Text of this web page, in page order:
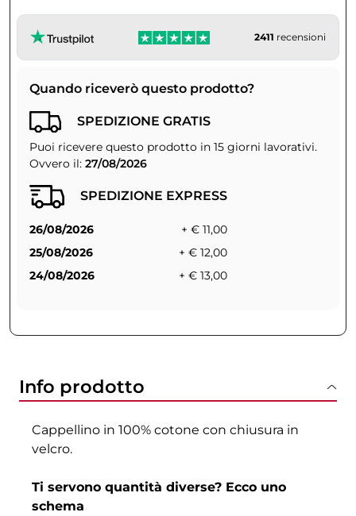
2411 recensioni
Quando riceverò questo prodotto?
SPEDIZIONE GRATIS
Puoi ricevere questo prodotto in 15 giorni lavorativi.
Ovvero il: 27/08/2026
SPEDIZIONE EXPRESS
26/08/2026
+ € 11,00
25/08/2026
+ € 12,00
24/08/2026
+ € 13,00
Info prodotto
⁠⁠⁠⁠⁠⁠⁠Cappellino in 100% cotone con chiusura in
velcro.
Ti servono quantità diverse? Ecco uno
schema